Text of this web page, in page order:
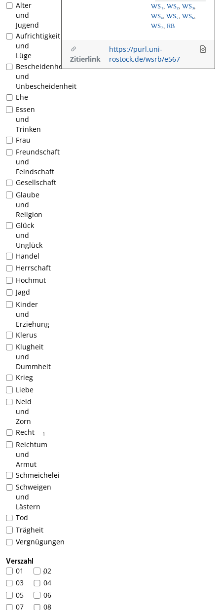
Alter
und
Jugend
Aufrichtigkeit
und
Lüge
Bescheidenheit
und
Unbescheidenheit
Ehe
Essen
und
Trinken
Frau
Freundschaft
und
Feindschaft
Gesellschaft
Glaube
und
Religion
Glück
und
Unglück
Handel
Herrschaft
Hochmut
Jagd
Kinder
und
Erziehung
Klerus
Klugheit
und
Dummheit
Krieg
Liebe
Neid
und
Zorn
1
Recht
Reichtum
und
Armut
Schmeichelei
Schweigen
und
Lästern
Tod
Trägheit
Vergnügungen
Verszahl
01 102
03
04
05
06
07
08
WS₁, WS₂, WS₃,
WS₄, WS₅, WS₆,
WS₇, RB
Zitierlink
https://purl.uni-
rostock.de/wsrb/e567